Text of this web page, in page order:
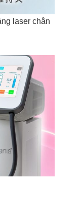
laser chân